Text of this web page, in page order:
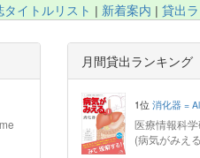
タイトルリスト | 新着案内 |貸出
月間貸出ランキング
1位消化器 =
医療情報科
(病気がみえ